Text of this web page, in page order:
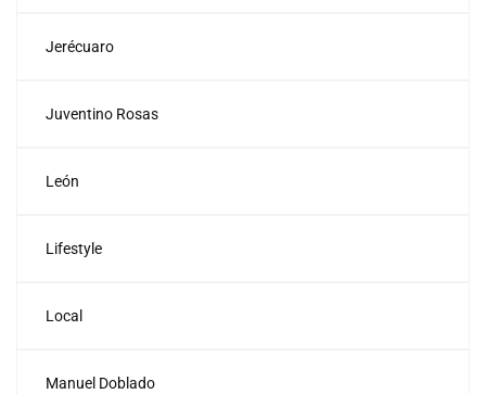
Jerécuaro
Juventino Rosas
León
Lifestyle
Local
Manuel Doblado